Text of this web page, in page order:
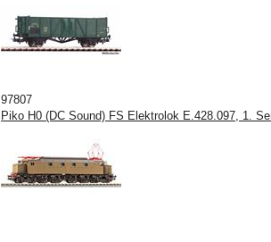
97807
Piko H0 (DC Sound) FS Elektrolok E.428.097, 1.